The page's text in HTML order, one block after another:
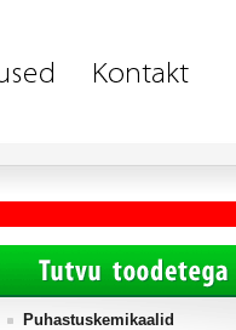
Puhastuskemikaalid